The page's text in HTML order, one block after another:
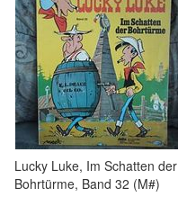
Lucky Luke, Im Schatten der
Bohrtürme, Band 32 (M#)